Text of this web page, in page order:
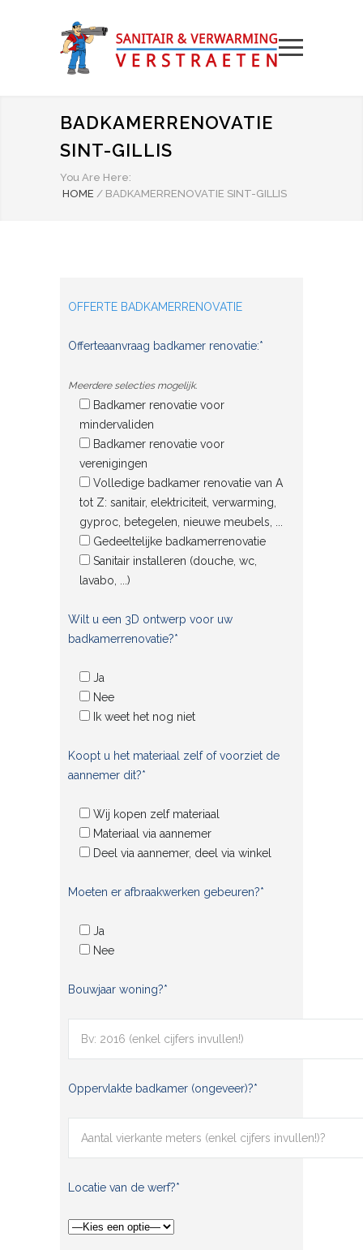
BADKAMERRENOVATIE
SINT-GILLIS
You Are Here:
HOME / BADKAMERRENOVATIE SINT-GILLIS
OFFERTE BADKAMERRENOVATIE
Offerteaanvraag badkamer renovatie:*
Meerdere selecties mogelijk.
Badkamer renovatie voor
mindervaliden
Badkamer renovatie voor
verenigingen
Volledige badkamer renovatie van A
tot Z: sanitair, elektriciteit, verwarming,
gyproc, betegelen, nieuwe meubels, ...
Gedeeltelijke badkamerrenovatie
Sanitair installeren (douche, wc,
lavabo, ...)
Wilt u een 3D ontwerp voor uw
badkamerrenovatie?*
Ja
Nee
Ik weet het nog niet
Koopt u het materiaal zelf of voorziet de
aannemer dit?*
Wij kopen zelf materiaal
Materiaal via aannemer
Deel via aannemer, deel via winkel
Moeten er afbraakwerken gebeuren?*
Ja
Nee
Bouwjaar woning?*
Oppervlakte badkamer (ongeveer)?*
Locatie van de werf?*